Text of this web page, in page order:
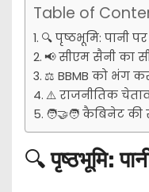
Table of
🔍 पृष्ठभूमि: पानी
📢 सीएम सैनी का
⚖️ BBMB को भंग
⚠️ राजनीतिक
🧑‍🤝‍🧑 कैबिनेट की
🔍पृष्ठभूमि: